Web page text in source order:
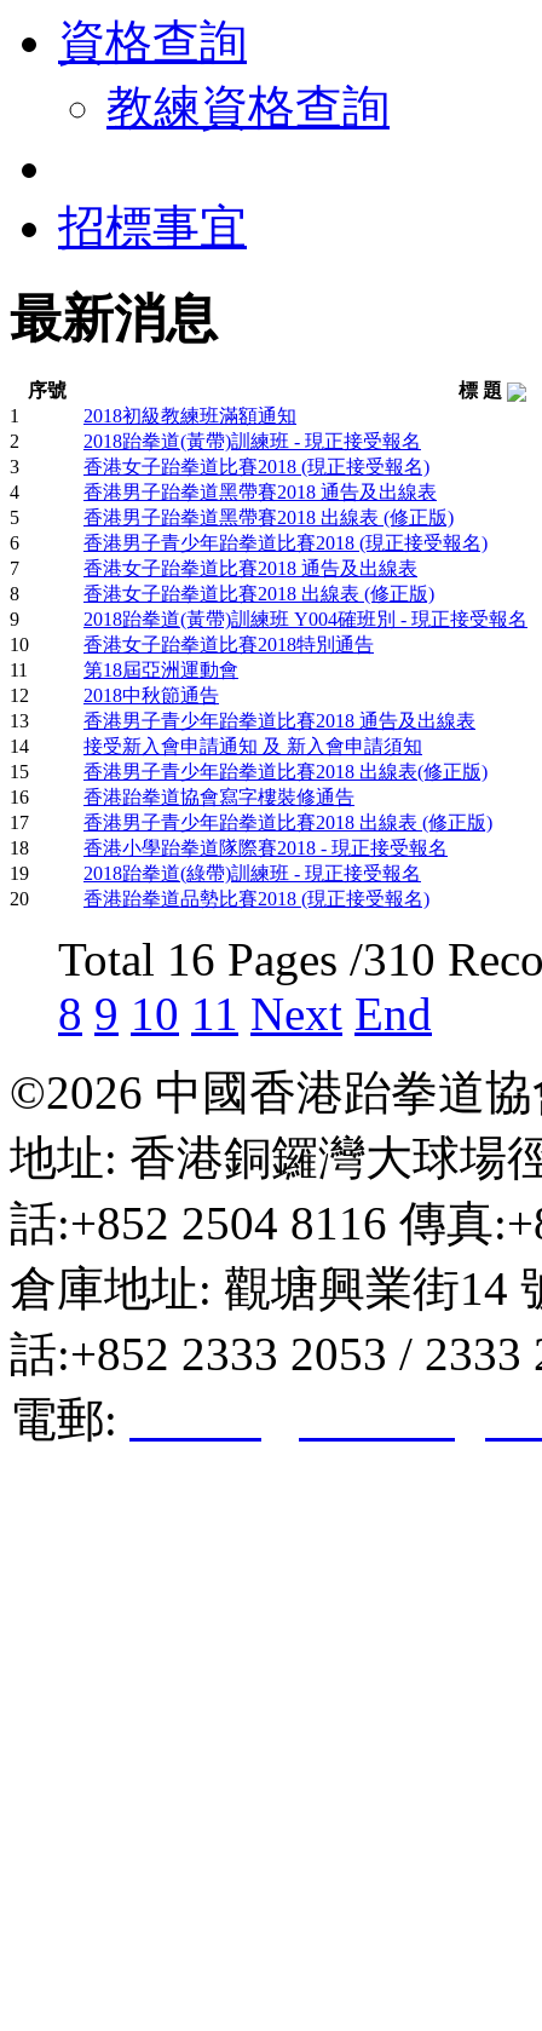
資格查詢
教練資格查詢
招標事宜
最新消息
序號
標 題
1
2018初級教練班滿額通知
2
2018跆拳道(黃帶)訓練班 - 現正接受報名
3
香港女子跆拳道比賽2018 (現正接受報名)
4
香港男子跆拳道黑帶賽2018 通告及出線表
5
香港男子跆拳道黑帶賽2018 出線表 (修正版)
6
香港男子青少年跆拳道比賽2018 (現正接受報名)
7
香港女子跆拳道比賽2018 通告及出線表
8
香港女子跆拳道比賽2018 出線表 (修正版)
9
2018跆拳道(黃帶)訓練班 Y004確班別 - 現正接受報名
10
香港女子跆拳道比賽2018特別通告
11
第18屆亞洲運動會
12
2018中秋節通告
13
香港男子青少年跆拳道比賽2018 通告及出線表
14
接受新入會申請通知 及 新入會申請須知
15
香港男子青少年跆拳道比賽2018 出線表(修正版)
16
香港跆拳道協會寫字樓裝修通告
17
香港男子青少年跆拳道比賽2018 出線表 (修正版)
18
香港小學跆拳道隊際賽2018 - 現正接受報名
19
2018跆拳道(綠帶)訓練班 - 現正接受報名
20
香港跆拳道品勢比賽2018 (現正接受報名)
Total 16 Pages /310
8 9 10 11 Next End
©2026 中國香港跆拳道
地址: 香港銅鑼灣大球場
話:+852 2504 8116 傳真
倉庫地址: 觀塘興業街14
話:+852 2333 2053 /
電郵: